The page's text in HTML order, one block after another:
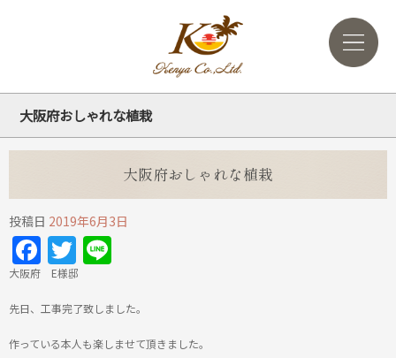
大阪府おしゃれな植栽
大阪府おしゃれな植栽
投稿日 2019年6月3日
Facebook
Twitter
大阪府 E様邸
先日、工事完了致しました。
作っている本人も楽しませて頂きました。